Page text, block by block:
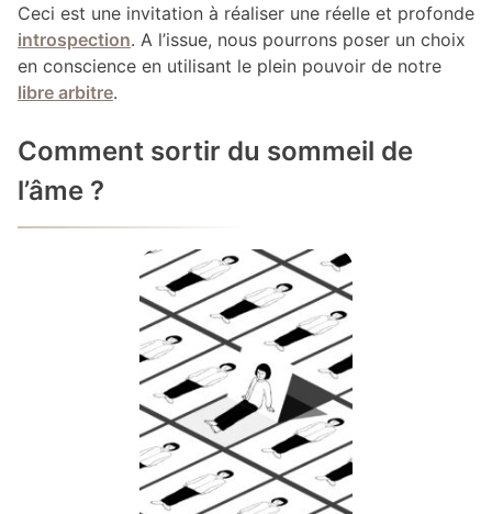
Ceci est une invitation à réaliser une réelle et profonde
introspection. A l’issue, nous pourrons poser un choix
en conscience en utilisant le plein pouvoir de notre
libre arbitre.
Comment sortir du sommeil de
l’âme ?